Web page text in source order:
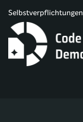
Selbstverpflichtungen